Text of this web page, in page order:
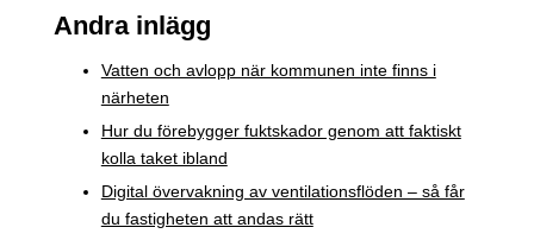
Andra inlägg
Vatten och avlopp när kommunen inte finns i
närheten
Hur du förebygger fuktskador genom att faktiskt
kolla taket ibland
Digital övervakning av ventilationsflöden – så får
du fastigheten att andas rätt